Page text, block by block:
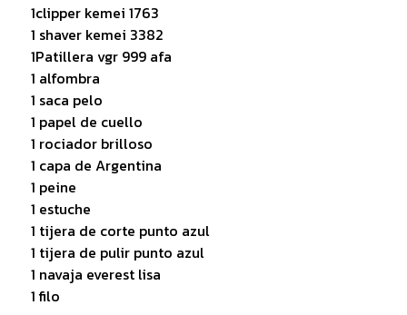
1clipper kemei 1763
1 shaver kemei 3382
1Patillera vgr 999 afa
1 alfombra
1 saca pelo
1 papel de cuello
1 rociador brilloso
1 capa de Argentina
1 peine
1 estuche
1 tijera de corte punto azul
1 tijera de pulir punto azul
1 navaja everest lisa
1 filo